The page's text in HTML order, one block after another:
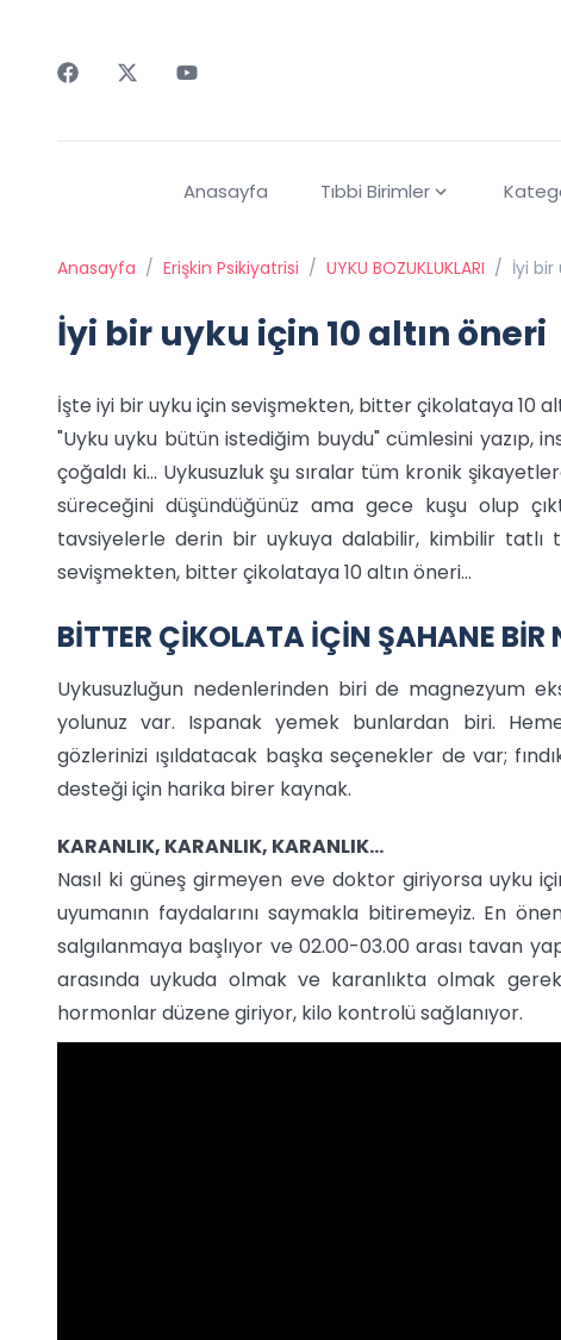
Anasayfa Tıbbi Birimler
Anasayfa / Erişkin Psikiyatrisi / UYKU BOZUKLUKLARI / İyi bir
İyi bir uyku için 10 altın öneri
İşte iyi bir uyku için sevişmekten, bitter çikolataya 10
"Uyku uyku bütün istediğim buydu" cümlesini yazıp,
çoğaldı ki... Uykusuzluk şu sıralar tüm kronik
süreceğini düşündüğünüz ama gece kuşu olup
tavsiyelerle derin bir uykuya dalabilir, kimbilir tatlı
sevişmekten, bitter çikolataya 10 altın öneri...
BİTTER ÇİKOLATA İÇİN ŞAHANE BİR
Uykusuzluğun nedenlerinden biri de magnezyum
yolunuz var. Ispanak yemek bunlardan biri.
gözlerinizi ışıldatacak başka seçenekler de var;
desteği için harika birer kaynak.
KARANLIK, KARANLIK, KARANLIK...
Nasıl ki güneş girmeyen eve doktor giriyorsa uyku
uyumanın faydalarını saymakla bitiremeyiz. En
salgılanmaya başlıyor ve 02.00-03.00 arası tavan
arasında uykuda olmak ve karanlıkta olmak
hormonlar düzene giriyor, kilo kontrolü sağlanıyor.